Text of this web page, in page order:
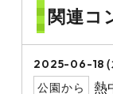
関連コ
2025-06-18
公園から 熱